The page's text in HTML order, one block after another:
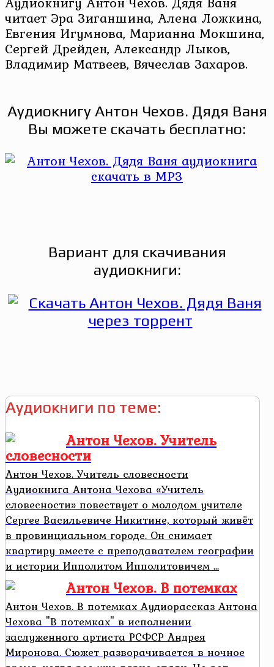
читает Эра Зиганшина, Алена Ложкина,
Евгения Игумнова, Марианна Мокшина,
Сергей Дрейден, Александр Лыков,
Владимир Матвеев, Вячеслав Захаров.
Аудиокнигу Антон Чехов. Дядя Ваня
Вы можете скачать бесплатно:
Вариант для скачивания
аудиокниги:
Аудиокниги по теме:
Антон Чехов. Учитель
словесности
Антон Чехов. Учитель словесности
Аудиокнига Антона Чехова «Учитель
словесности» повествует о молодом учителе
Сергее Васильевиче Никитине, который живёт
в провинциальном городе. Он снимает
квартиру вместе с преподавателем географии
и истории Ипполитом Ипполитовичем ...
Антон Чехов. В потемках
Антон Чехов. В потемках Аудиорассказ Антона
Чехова "В потемках" в исполнении
заслуженного артиста РСФСР Андрея
Миронова. Сюжет разворачивается в ночное